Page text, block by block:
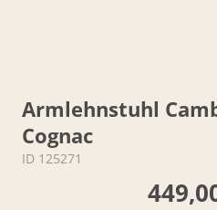
Armlehnstuhl
Cognac
ID 125271